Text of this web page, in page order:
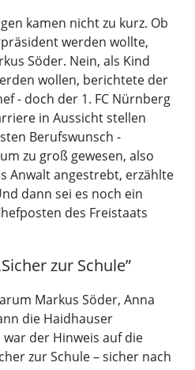
kamen nicht zu kurz. Ob
werden wollte,
Söder. Nein, als Kind
wollen, berichtete der
- doch der 1. FC Nürnberg
in Aussicht stellen
Berufswunsch -
zu groß gewesen, also
Anwalt angestrebt, erzählte
dann sei es noch ein
des Freistaats
zur Schule”
Markus Söder, Anna
die Haidhauser
der Hinweis auf die
zur Schule – sicher nach